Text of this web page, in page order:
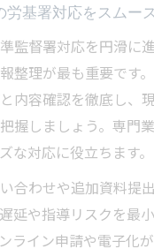
基署対応をスムー
監督署対応を円滑に
整理が最も重要です
内容確認を徹底し、
握しましょう。専門
な対応に役立ちます。
合わせや追加資料提
延や指導リスクを最
ライン申請や電子化が